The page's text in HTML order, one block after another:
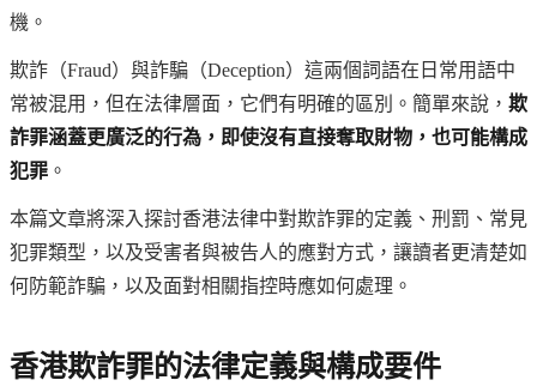
機。
欺詐（Fraud）與詐騙（Deception）這兩個詞語在日常用語中
常被混用，但在法律層面，它們有明確的區別。簡單來說， 欺
詐罪涵蓋更廣泛的行為，即使沒有直接奪取財物，也可能構成
犯罪 。
本篇文章將深入探討香港法律中對欺詐罪的定義、刑罰、常見
犯罪類型，以及受害者與被告人的應對方式，讓讀者更清楚如
何防範詐騙，以及面對相關指控時應如何處理。
香港欺詐罪的法律定義與構成要件